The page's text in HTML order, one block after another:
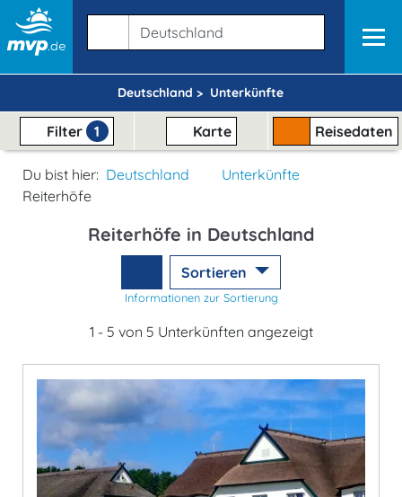
Deutschland > Unterkünfte
Filter 1 Karte Reisedaten
Du bist hier: Deutschland
Unterkünfte
Reiterhöfe
Reiterhöfe in Deutschland
Sortieren
Informationen zur Sortierung
1 - 5 von 5 Unterkünften angezeigt